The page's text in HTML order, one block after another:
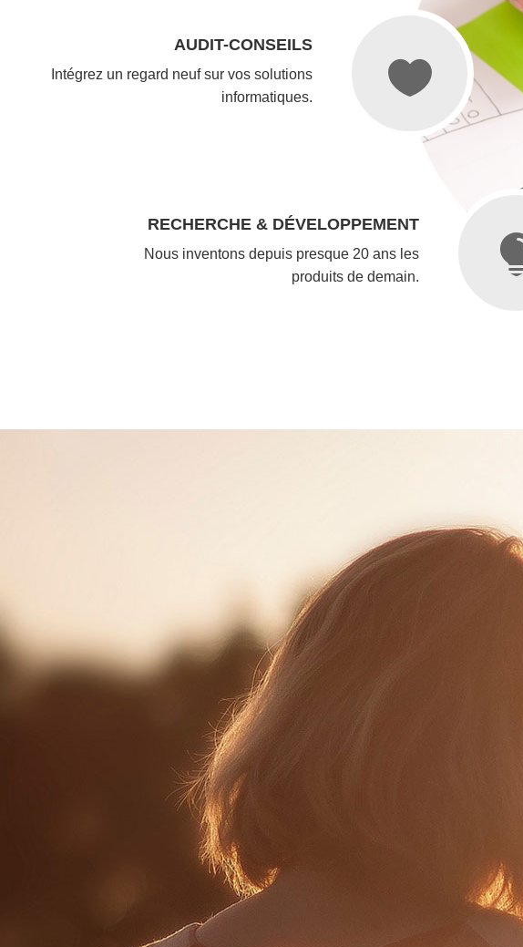
AUDIT-CONSEILS
Intégrez un regard neuf sur vos solutions
informatiques.
RECHERCHE & DÉVELOPPEMENT
Nous inventons depuis presque 20 ans les
produits de demain.